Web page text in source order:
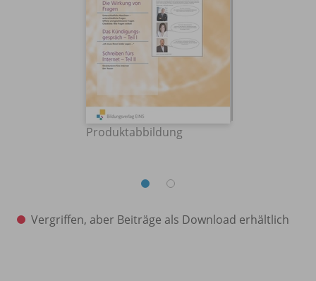
Produktabbildung
Vergriffen, aber Beiträge als Download erhältlich